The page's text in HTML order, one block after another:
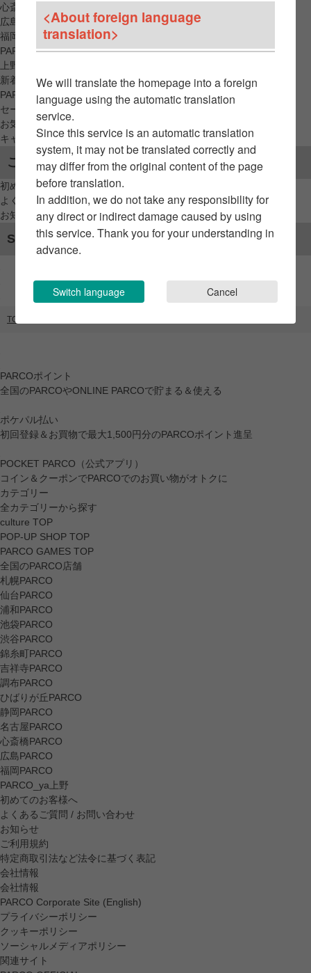
心斎橋PARCO
広島PARCO
福岡PARCO
PARCO_ya
上野
新着アイテムから探す
PARCO限定アイテムから探す
セールアイテムから探す
お気に入りから探す
キャンペーン/クーポン対象から探す
ご利用案内
初めてのお客様へ
よくあるご質問 / お問い合わせ
お知らせ
SNSアカウント
TOP
PARCOポイント
全国のPARCOやONLINE PARCOで貯まる＆使える
ポケパル払い
初回登録＆お買物で最大1,500円分のPARCOポイント進呈
POCKET PARCO（公式アプリ）
コイン＆クーポンでPARCOでのお買い物がオトクに
カテゴリー
全カテゴリーから探す
culture TOP
POP-UP SHOP TOP
PARCO GAMES TOP
全国のPARCO店舗
札幌PARCO
仙台PARCO
浦和PARCO
池袋PARCO
渋谷PARCO
錦糸町PARCO
吉祥寺PARCO
調布PARCO
ひばりが丘PARCO
静岡PARCO
名古屋PARCO
心斎橋PARCO
広島PARCO
福岡PARCO
PARCO_ya上野
初めてのお客様へ
よくあるご質問 / お問い合わせ
お知らせ
ご利用規約
特定商取引法など法令に基づく表記
会社情報
会社情報
PARCO Corporate Site (English)
プライバシーポリシー
クッキーポリシー
ソーシャルメディアポリシー
関連サイト
<About foreign language
translation>
We will translate the homepage into a foreign
language using the automatic translation
service.
Since this service is an automatic translation
system, it may not be translated correctly and
may differ from the original content of the page
before translation.
In addition, we do not take any responsibility for
any direct or indirect damage caused by using
this service. Thank you for your understanding in
advance.
Switch language Cancel